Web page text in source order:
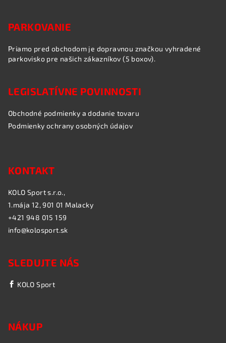
PARKOVANIE
Priamo pred obchodom je dopravnou značkou vyhradené
parkovisko pre našich zákazníkov (5 boxov).
LEGISLATÍVNE POVINNOSTI
Obchodné podmienky a dodanie tovaru
Podmienky ochrany osobných údajov
KONTAKT
KOLO Sport s.r.o.,
1.mája 12, 901 01 Malacky
+421 948 015 159
info@kolosport.sk
SLEDUJTE NÁS
KOLO Sport
NÁKUP